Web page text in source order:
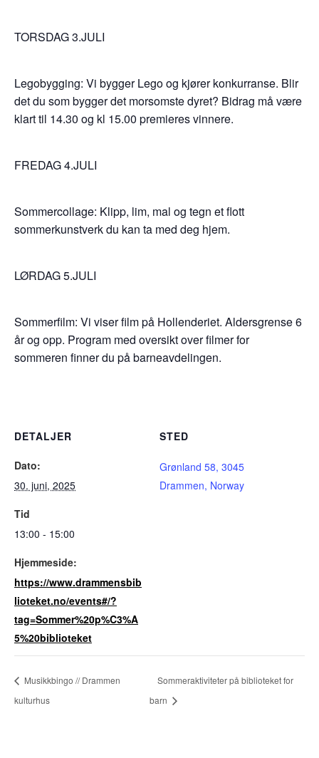
TORSDAG 3.JULI
Legobygging: Vi bygger Lego og kjører konkurranse. Blir
det du som bygger det morsomste dyret? Bidrag må være
klart til 14.30 og kl 15.00 premieres vinnere.
FREDAG 4.JULI
Sommercollage: Klipp, lim, mal og tegn et flott
sommerkunstverk du kan ta med deg hjem.
LØRDAG 5.JULI
Sommerfilm: Vi viser film på Hollenderiet. Aldersgrense 6
år og opp. Program med oversikt over filmer for
sommeren finner du på barneavdelingen.
DETALJER
Dato:
30. juni, 2025
Tid
13:00 - 15:00
Hjemmeside:
https://www.drammensbib
lioteket.no/events#/?
tag=Sommer%20p%C3%A
5%20biblioteket
STED
Grønland 58, 3045
Drammen, Norway
Musikkbingo // Drammen
kulturhus
Sommeraktiviteter på biblioteket for
barn